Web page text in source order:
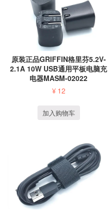
原装正品GRIFFIN格里芬5.2V-
2.1A 10W USB通用平板电脑充
电器MASM-02022
¥ 12
加入购物车